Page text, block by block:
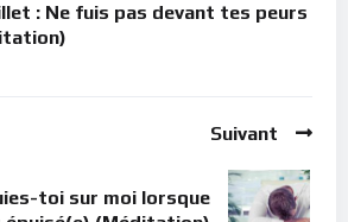
: Ne fuis pas devant tes peurs
Suivant
toi sur moi lorsque